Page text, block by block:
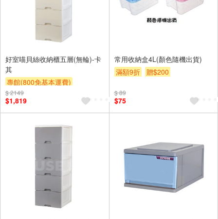
好室喵貝絲收納櫃五層(無輪)-卡
其
專館(800免基本運費)
另計大材積物流處理費$10
滿額9折
$ 2149
$1,819
常用收納盒4L(顏色隨機出貨)
滿額9折
贈$200
$ 89
$75